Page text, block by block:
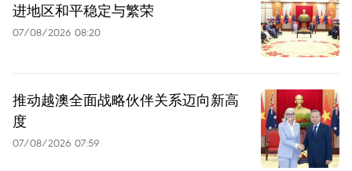
进地区和平稳定与繁荣
07/08/2026 08:20
推动越澳全面战略伙伴关系迈向新高
度
07/08/2026 07:59